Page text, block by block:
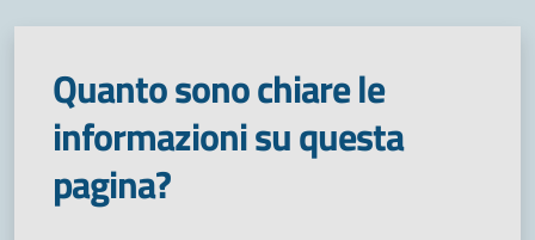
Quanto sono chiare le
informazioni su questa
pagina?